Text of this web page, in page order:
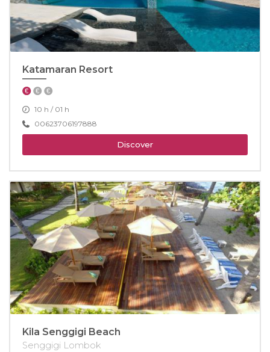
Katamaran Resort
10 h / 01 h
00623706197888
Discover
Kila Senggigi Beach
Senggigi Lombok